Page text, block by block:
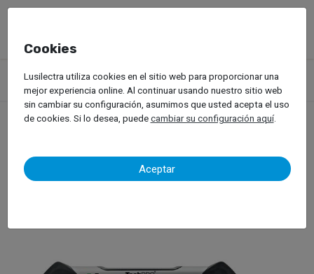
Productos Equipos de Taller
Diagnosis Automóvil
Máquinas de Diagnóstico
Mahle – TechPro R2G
Mahle – TechPro R2G
Cookies
Lusilectra utiliza cookies en el sitio web para proporcionar una
mejor experiencia online. Al continuar usando nuestro sitio web
sin cambiar su configuración, asumimos que usted acepta el uso
de cookies. Si lo desea, puedecambiar su configuración aquí.
Aceptar